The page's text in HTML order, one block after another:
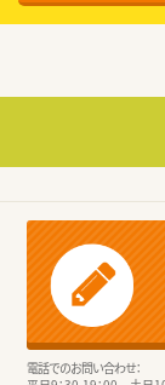
電話でのお問い合わせ：